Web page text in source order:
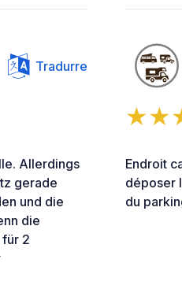
Tradurre
Allerdings
gerade
und die
die
2
Endroit
déposer
du